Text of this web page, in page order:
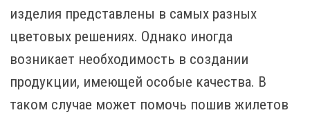
изделия представлены в самых разных
цветовых решениях. Однако иногда
возникает необходимость в создании
продукции, имеющей особые качества. В
таком случае может помочь пошив жилетов